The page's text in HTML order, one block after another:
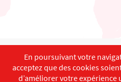
English
Copyright ©ISEC-AdW
En poursuivant votre
acceptez que des cookies
d’améliorer votre expérience